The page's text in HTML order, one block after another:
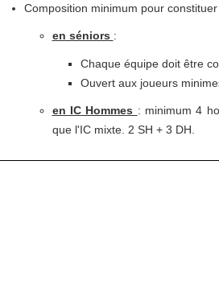
Composition minimum pour
en séniors :
Chaque équipe doit être
Ouvert aux joueurs
en IC Hommes : minimum 4
que l'IC mixte. 2 SH + 3 DH.